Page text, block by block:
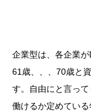
企業型は、各企業が
61歳、、、70歳と
す。自由にと言っ
働けるか定めてい